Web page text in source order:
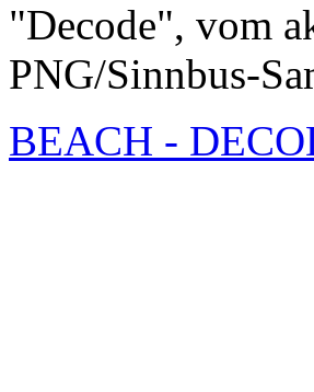
"Decode", vom
PNG/Sinnbus-
BEACH -